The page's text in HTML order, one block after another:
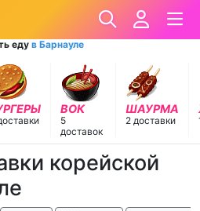
едув Барнауле
ВОК
5
доставок
ШАУРМА
2 доставки
корейской